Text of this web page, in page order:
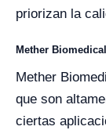
priorizan la
Mether Biomedical
Mether
que son
ciertas